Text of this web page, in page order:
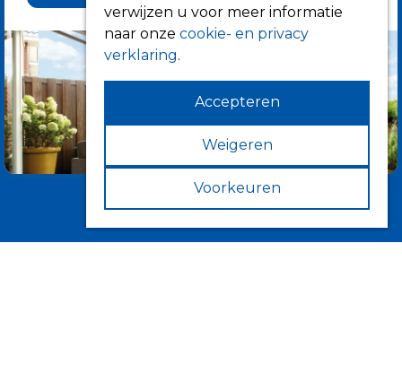
verwijzen u voor meer informatie
naar onze cookie- en privacy
verklaring.
Accepteren
Weigeren
Voorkeuren